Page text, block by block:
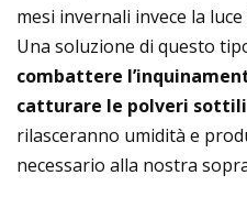
mesi invernali invece la
Una soluzione di questo
combattere
catturare le polveri sottili
rilasceranno umidità e
necessario alla nostra